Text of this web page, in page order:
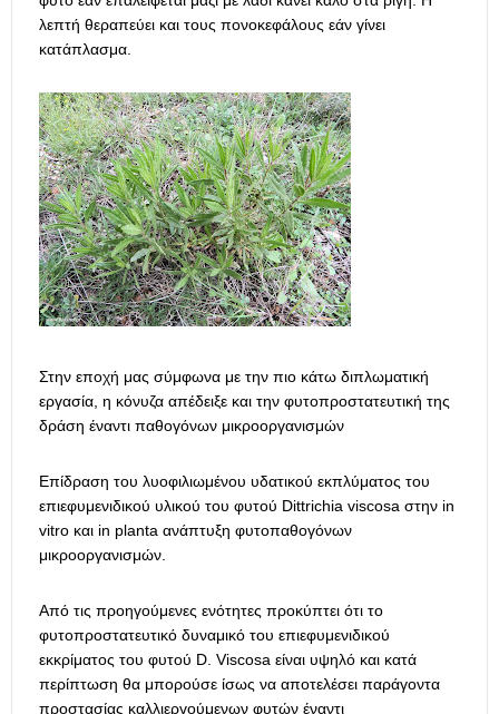
λεπτή θεραπεύει και τους πονοκεφάλους εάν γίνει
κατάπλασμα.
Στην εποχή μας σύμφωνα με την πιο κάτω διπλωματική
εργασία, η κόνυζα απέδειξε και την φυτοπροστατευτική της
δράση έναντι παθογόνων μικροοργανισμών
Επίδραση του λυοφιλιωμένου υδατικού εκπλύματος του
επιεφυμενιδικού υλικού του φυτού Dittrichia viscosa στην in
vitro και in planta ανάπτυξη φυτοπαθογόνων
μικροοργανισμών.
Από τις προηγούμενες ενότητες προκύπτει ότι το
φυτοπροστατευτικό δυναμικό του επιεφυμενιδικού
εκκρίματος του φυτού D. Viscosa είναι υψηλό και κατά
περίπτωση θα μπορούσε ίσως να αποτελέσει παράγοντα
προστασίας καλλιεργούμενων φυτών έναντι